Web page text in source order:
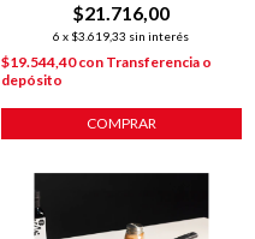
$21.716,00
6 x $3.619,33 sin interés
$19.544,40con Transferencia o
depósito
COMPRAR